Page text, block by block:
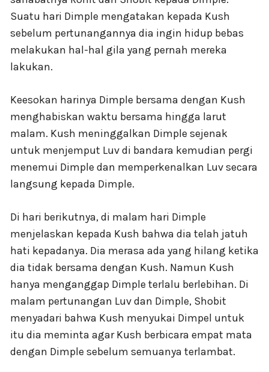
Suatu hari Dimple mengatakan kepada Kush
sebelum pertunangannya dia ingin hidup bebas
melakukan hal-hal gila yang pernah mereka
lakukan.
Keesokan harinya Dimple bersama dengan Kush
menghabiskan waktu bersama hingga larut
malam. Kush meninggalkan Dimple sejenak
untuk menjemput Luv di bandara kemudian pergi
menemui Dimple dan memperkenalkan Luv secara
langsung kepada Dimple.
Di hari berikutnya, di malam hari Dimple
menjelaskan kepada Kush bahwa dia telah jatuh
hati kepadanya. Dia merasa ada yang hilang ketika
dia tidak bersama dengan Kush. Namun Kush
hanya menganggap Dimple terlalu berlebihan. Di
malam pertunangan Luv dan Dimple, Shobit
menyadari bahwa Kush menyukai Dimpel untuk
itu dia meminta agar Kush berbicara empat mata
dengan Dimple sebelum semuanya terlambat.